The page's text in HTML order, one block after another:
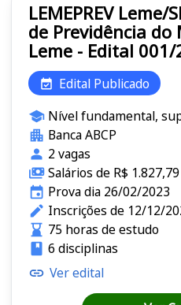
LEMEPREV Leme/
de Previdência do
Leme - Edital 001/
Edital Publicado
Nível fundamental,
Banca ABCP
2 vagas
Salários de R$
Prova dia 26/02/2023
Inscrições de 12/12/
75 horas de estudo
6 disciplinas
Ver edital